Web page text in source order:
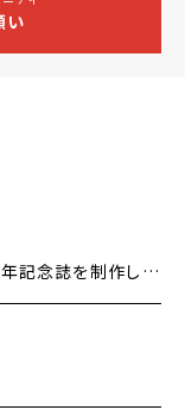
い
文化会館たづくり開館及び財団設立30周年記念誌を制作しました。